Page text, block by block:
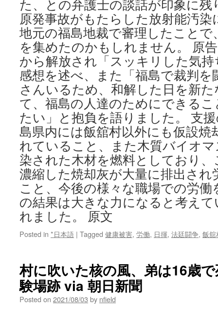
た、との弁護士の談話が印象に
原発事故がもたらした放射能汚
地元の福島地裁で審理したことで
を集めたのかもしれません。 原
から解放され「スッキリした気
感想を述べ、また「福島で裁判
さんいるため、和解した日を新
て、福島の人達のためにできる
たい」と抱負を語りました。 支
島県内には飯舘村以外にも仮設焼
れていること、また木質バイオ
染された木材を燃料としており
濃縮した焼却灰が大量に排出さ
こと、今後の様々な職場での労
の結果は大きな力になると考え
れました。 原文
Posted in *日本語 | Tagged 健康被害, 労働, 日揮, 法廷闘争, 飯舘
村に吹いた核の風、弟は16歳
験場跡 via 朝日新聞
Posted on 2021/08/03 by nfield